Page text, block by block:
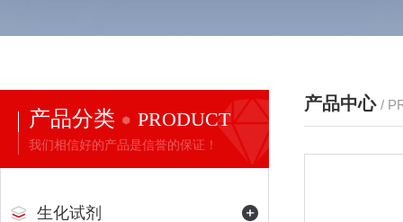
产品分类 PRODUCT
我们相信好的产品是信誉的保证！
生化试剂
产品中心 /